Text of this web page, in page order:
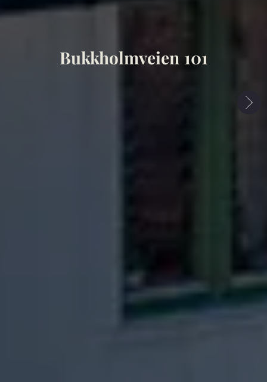
Bukkholmveien 101